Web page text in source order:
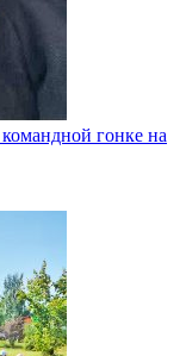
гонке на